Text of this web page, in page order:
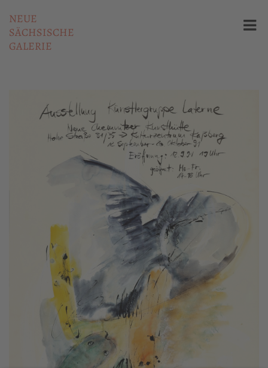
NEUE
SÄCHSISCHE
GALERIE